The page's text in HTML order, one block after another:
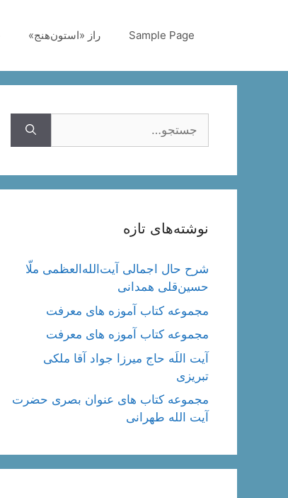
Sample Page راز «استون‌هنج»
نوشته‌های تازه
شرح حال اجمالی آیت‌الله‌العظمی ملّا
حسین‌قلی همدانی
مجموعه کتاب آموزه های معرفت
مجموعه کتاب آموزه های معرفت
آیت اللَه حاج میرزا جواد آقا ملکی
تبریزی
مجموعه کتاب های عنوان بصری حضرت
آیت الله طهرانی